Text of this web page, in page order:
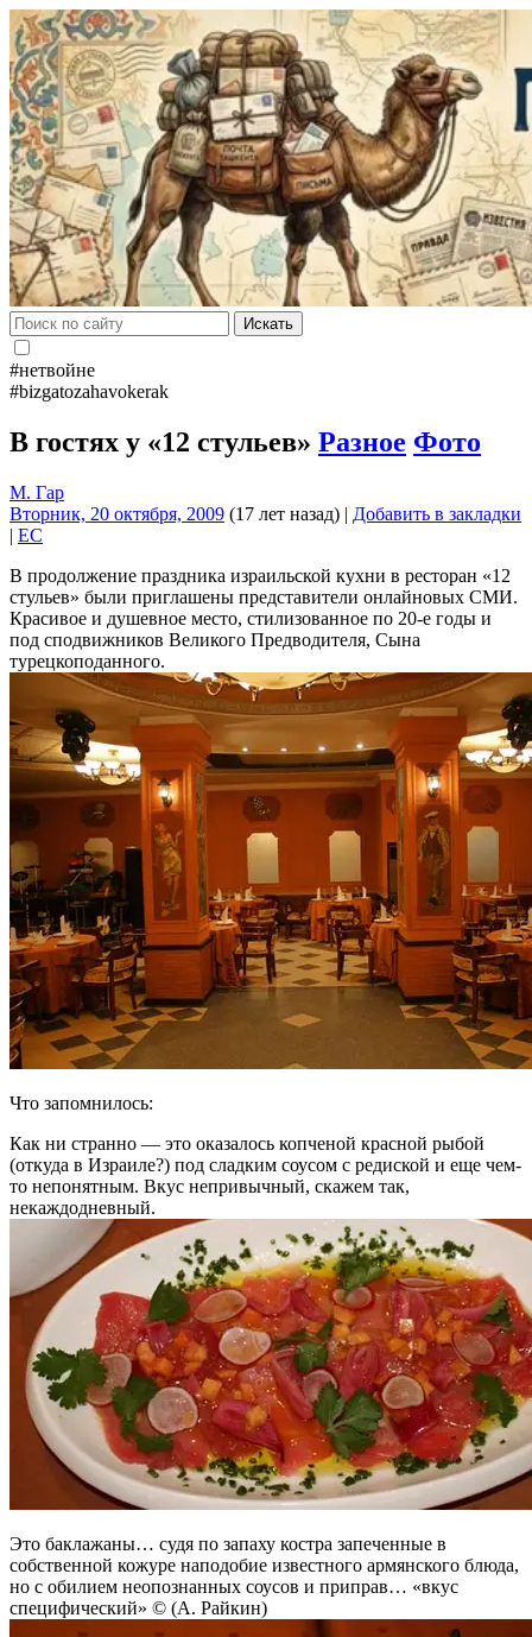
Искать
#нетвойне
#bizgatozahavokerak
В гостях у «12 стульев» Разное Фото
М. Гар
Вторник, 20 октября, 2009 (17 лет назад) | Добавить в закладки
| EC
В продолжение праздника израильской кухни в ресторан «12
стульев» были приглашены представители онлайновых СМИ.
Красивое и душевное место, стилизованное по 20-е годы и
под сподвижников Великого Предводителя, Сына
турецкоподанного.
Что запомнилось:
Как ни странно — это оказалось копченой красной рыбой
(откуда в Израиле?) под сладким соусом с редиской и еще чем-
то непонятным. Вкус непривычный, скажем так,
некаждодневный.
Это баклажаны… судя по запаху костра запеченные в
собственной кожуре наподобие известного армянского блюда,
но с обилием неопознанных соусов и приправ… «вкус
специфический» © (А. Райкин)